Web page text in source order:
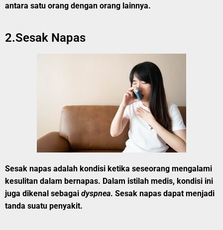
antara satu orang dengan orang lainnya.
2.Sesak Napas
Sesak napas adalah kondisi ketika seseorang mengalami
kesulitan dalam bernapas. Dalam istilah medis, kondisi ini
juga dikenal sebagai dyspnea. Sesak napas dapat menjadi
tanda suatu penyakit.